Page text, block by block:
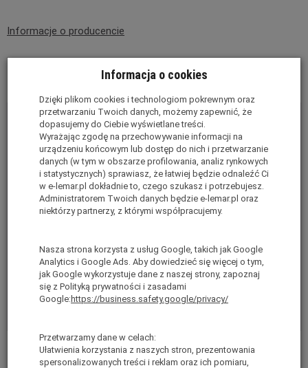
Informacje o producencie
Dane techniczne
Kategoria:
Drabina Przegubowa
Materiał:
Aluminium
Linia:
Profesjonalna
Ilość szczebli:
4x5
Wymiary transportowe (dł. szer.
wys.):
169cm x 59cm x
22cm
Wysokość stania:
473 cm
Norma bezpieczeństwa:
EN131
Gwarancja:
5 lat
Recenzje
Informacja o cookies
Dzięki plikom cookies i technologiom pokrewnym oraz
przetwarzaniu Twoich danych, możemy zapewnić, że
dopasujemy do Ciebie wyświetlane treści.
Wyrażając zgodę na przechowywanie informacji na
urządzeniu końcowym lub dostęp do nich i przetwarzanie
danych (w tym w obszarze profilowania, analiz rynkowych
i statystycznych) sprawiasz, że łatwiej będzie odnaleźć Ci
w e-lemar.pl dokładnie to, czego szukasz i potrzebujesz.
Administratorem Twoich danych będzie e-lemar.pl oraz
niektórzy partnerzy, z którymi współpracujemy.
Nasza strona korzysta z usług Google, takich jak Google
Analytics i Google Ads. Aby dowiedzieć się więcej o tym,
jak Google wykorzystuje dane z naszej strony, zapoznaj
się z Polityką prywatności i zasadami
Google:https://business.safety.google/privacy/
Przetwarzamy dane w celach:
Ułatwienia korzystania z naszych stron, prezentowania
spersonalizowanych treści i reklam oraz ich pomiaru,